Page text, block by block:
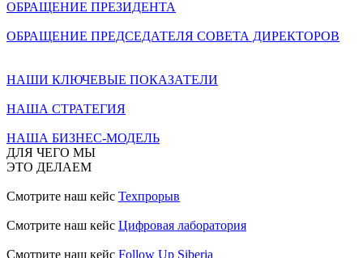
ОБРАЩЕНИЕ ПРЕЗИДЕНТА
ОБРАЩЕНИЕ ПРЕДСЕДАТЕЛЯ СОВЕТА ДИРЕКТОРОВ
НАШИ КЛЮЧЕВЫЕ ПОКАЗАТЕЛИ
НАША СТРАТЕГИЯ
НАША БИЗНЕС-МОДЕЛЬ
ДЛЯ ЧЕГО МЫ
ЭТО ДЕЛАЕМ
Смотрите наш кейс Техпрорыв
Смотрите наш кейс Цифровая лаборатория
Смотрите наш кейс Follow Up Siberia